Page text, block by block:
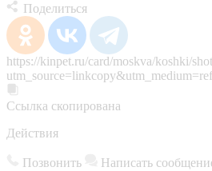
Поделиться
https://kinpet.ru/card/moskva/koshki/
Ссылка скопирована
Действия
Позвонить Написать